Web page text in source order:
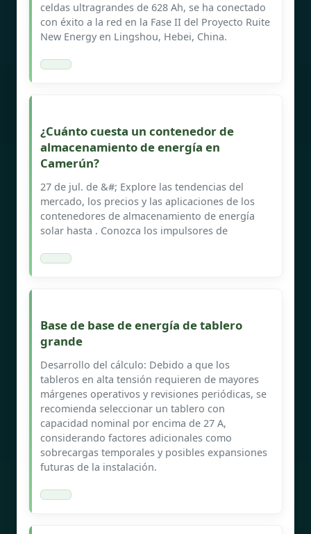
celdas ultragrandes de 628 Ah, se ha conectado
con éxito a la red en la Fase II del Proyecto Ruite
New Energy en Lingshou, Hebei, China.
¿Cuánto cuesta un contenedor de
almacenamiento de energía en
Camerún?
27 de jul. de &#; Explore las tendencias del
mercado, los precios y las aplicaciones de los
contenedores de almacenamiento de energía
solar hasta . Conozca los impulsores de
Base de base de energía de tablero
grande
Desarrollo del cálculo: Debido a que los
tableros en alta tensión requieren de mayores
márgenes operativos y revisiones periódicas, se
recomienda seleccionar un tablero con
capacidad nominal por encima de 27 A,
considerando factores adicionales como
sobrecargas temporales y posibles expansiones
futuras de la instalación.